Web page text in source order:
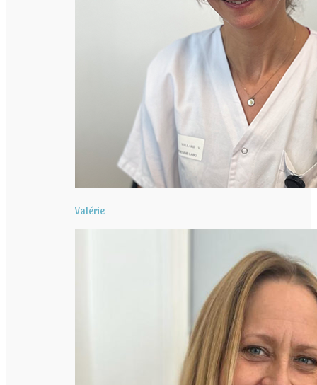
Valérie